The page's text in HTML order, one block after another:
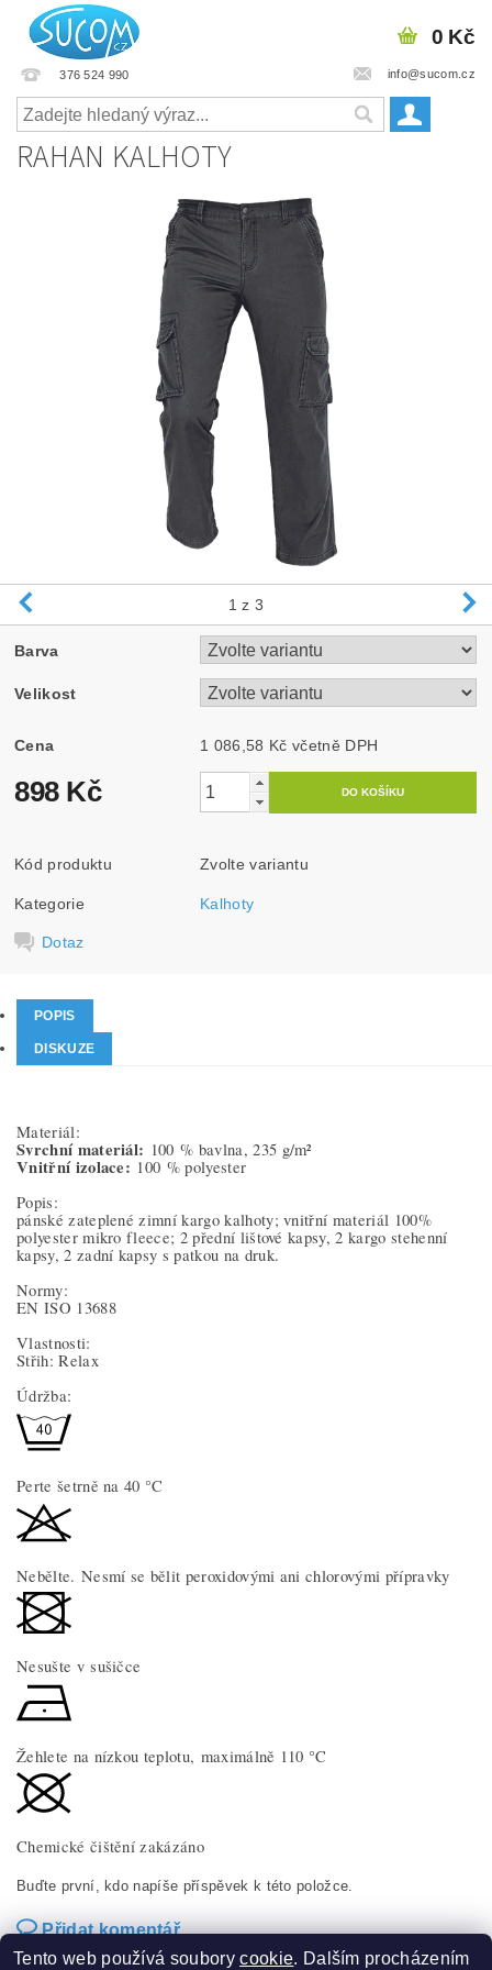
376 524 990 info@sucom.cz
0 Kč
RAHAN KALHOTY
1 z 3
Barva
Velikost
Cena 1 086,58 Kč včetně DPH
898 Kč
Kód produktu Zvolte variantu
Kategorie Kalhoty
Dotaz
POPIS
DISKUZE
Materiál:
Svrchní materiál: 100 % bavlna, 235 g/m²
Vnitřní izolace: 100 % polyester
Popis:
pánské zateplené zimní kargo kalhoty; vnitřní materiál 100%
polyester mikro fleece; 2 přední lištové kapsy, 2 kargo stehenní
kapsy, 2 zadní kapsy s patkou na druk.
Normy:
EN ISO 13688
Vlastnosti:
Střih: Relax
Údržba:
Perte šetrně na 40 °C
Nebělte. Nesmí se bělit peroxidovými ani chlorovými přípravky
Nesušte v sušičce
Žehlete na nízkou teplotu, maximálně 110 °C
Chemické čištění zakázáno
Buďte první, kdo napíše příspěvek k této položce.
Přidat komentář
Tento web používá souborycookie. Dalším procházením